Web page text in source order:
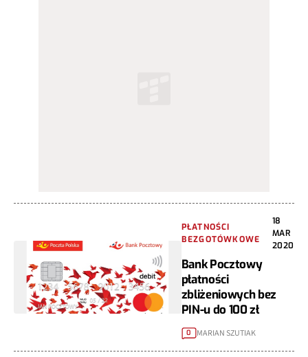
PŁATNOŚCI
BEZGOTÓWKOWE
18
MAR
2020
Bank Pocztowy
płatności
zbliżeniowych bez
PIN-u do 100 zł
0 MARIAN SZUTIAK